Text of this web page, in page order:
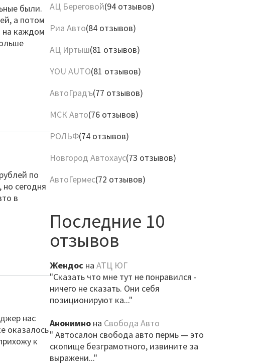
были.
а потом
на каждом
по
сегодня
в
нас
оказалось
к
АЦ Береговой(94 отзывов)
Риа Авто(84 отзывов)
АЦ Иртыш(81 отзывов)
YOU AUTO(81 отзывов)
АвтоГрадъ(77 отзывов)
МСК Авто(76 отзывов)
РОЛЬФ(74 отзывов)
Новгород Автохаус(73 отзывов)
АвтоГермес(72 отзывов)
Последние 10
отзывов
Жендосна АТЦ ЮГ
"Сказать что мне тут не понравился -
ничего не сказать. Они себя
позиционируют ка..."
Анонимнона Свобода Авто
" Автосалон свобода авто пермь — это
скопище безграмотного, извините за
выражени..."